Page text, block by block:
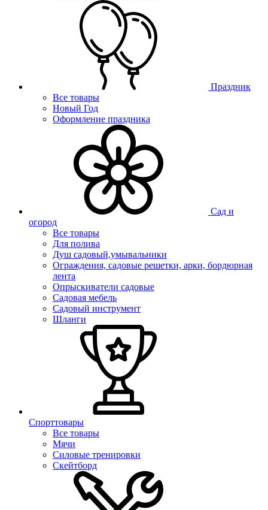
Праздник
Все товары
Новый Год
Оформление праздника
Сад и
огород
Все товары
Для полива
Душ садовый,умывальники
Ограждения, садовые решетки, арки, бордюрная
лента
Опрыскиватели садовые
Садовая мебель
Садовый инструмент
Шланги
Спорттовары
Все товары
Мячи
Силовые тренировки
Скейтборд